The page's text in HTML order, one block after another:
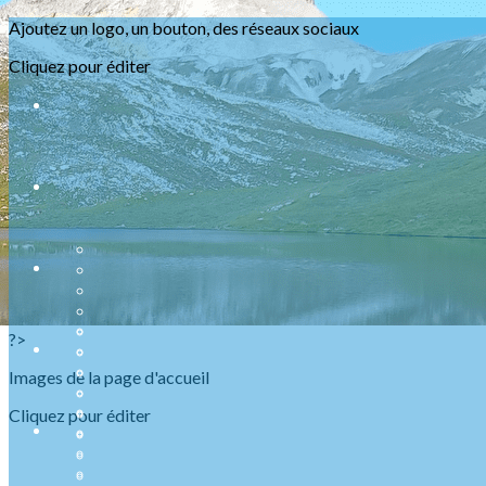
Exporter les lignes sélectionnées
Exporter toutes les colonnes
Exporter uniquement les colonnes affichées
Menu
<
>
Présentation
Nos ABR
Agenda Raquettes
Agenda Randonnées
Sorties en refuge
Infos urgentes
Ajoutez un logo, un bouton, des réseaux sociaux
Cliquez pour éditer
?>
Images de la page d'accueil
Cliquez pour éditer